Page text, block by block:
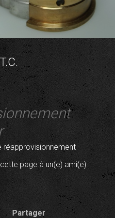
réapprovisionnement
page à un(e) ami(e)
Partager